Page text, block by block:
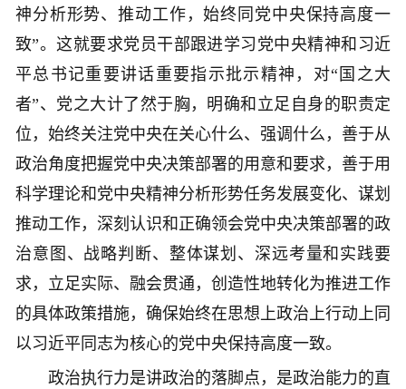
神分析形势、推动工作，始终同党中央保持高度一
致”。这就要求党员干部跟进学习党中央精神和习近
平总书记重要讲话重要指示批示精神，对“国之大
者”、党之大计了然于胸，明确和立足自身的职责定
位，始终关注党中央在关心什么、强调什么，善于从
政治角度把握党中央决策部署的用意和要求，善于用
科学理论和党中央精神分析形势任务发展变化、谋划
推动工作，深刻认识和正确领会党中央决策部署的政
治意图、战略判断、整体谋划、深远考量和实践要
求，立足实际、融会贯通，创造性地转化为推进工作
的具体政策措施，确保始终在思想上政治上行动上同
以习近平同志为核心的党中央保持高度一致。
政治执行力是讲政治的落脚点，是政治能力的直